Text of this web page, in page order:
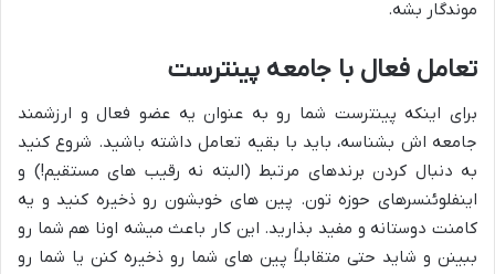
موندگار بشه.
تعامل فعال با جامعه پینترست
برای اینکه پینترست شما رو به عنوان یه عضو فعال و ارزشمند
جامعه اش بشناسه، باید با بقیه تعامل داشته باشید. شروع کنید
به دنبال کردن برندهای مرتبط (البته نه رقیب های مستقیم!) و
اینفلوئنسرهای حوزه تون. پین های خوبشون رو ذخیره کنید و یه
کامنت دوستانه و مفید بذارید. این کار باعث میشه اونا هم شما رو
ببینن و شاید حتی متقابلاً پین های شما رو ذخیره کنن یا شما رو